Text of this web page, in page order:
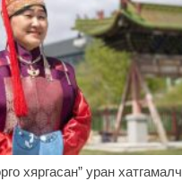
хяргасан” уран хатгамалч